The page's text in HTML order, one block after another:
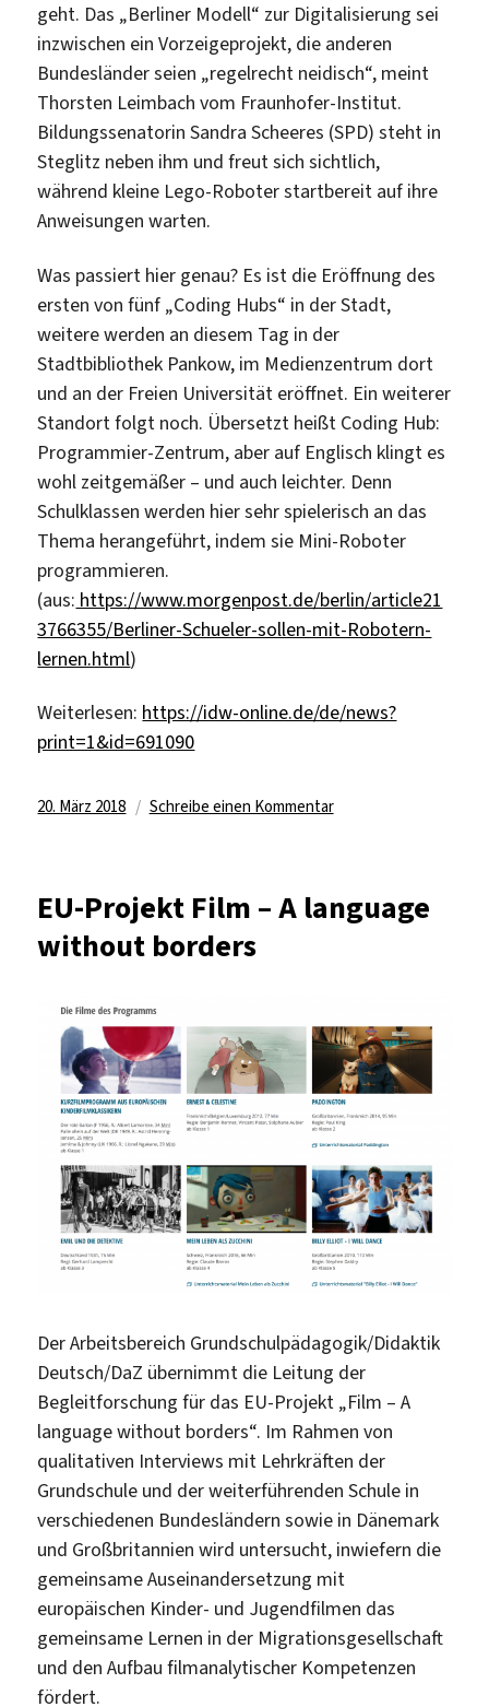
geht. Das „Berliner Modell“ zur Digitalisierung sei
inzwischen ein Vorzeigeprojekt, die anderen
Bundesländer seien „regelrecht neidisch“, meint
Thorsten Leimbach vom Fraunhofer-In­stitut.
Bildungssenatorin Sandra Scheeres (SPD) steht in
Steglitz neben ihm und freut sich sichtlich,
während kleine Lego-Roboter startbereit auf ihre
Anweisungen warten.
Was passiert hier genau? Es ist die Eröffnung des
ersten von fünf „Coding Hubs“ in der Stadt,
weitere werden an diesem Tag in der
Stadtbibliothek Pankow, im Medienzentrum dort
und an der Freien Universität eröffnet. Ein weiterer
Standort folgt noch. Übersetzt heißt Coding Hub:
Programmier-Zentrum, aber auf Englisch klingt es
wohl zeitgemäßer – und auch leichter. Denn
Schulklassen werden hier sehr spielerisch an das
Thema herangeführt, indem sie Mini-Roboter
programmieren.
(aus: https://www.morgenpost.de/berlin/article21
3766355/Berliner-Schueler-sollen-mit-Robotern-
lernen.html)
Weiterlesen: https://idw-online.de/de/news?
print=1&id=691090
Veröffentlicht
20. März 2018 Schreibe einen Kommentarzu
hat
Open
Roberta
Coding
Hubs
EU-Projekt Film – A language
without borders
Der Arbeitsbereich Grundschulpädagogik/Didaktik
Deutsch/DaZ übernimmt die Leitung der
Begleitforschung für das EU-Projekt „Film – A
language without borders“. Im Rahmen von
qualitativen Interviews mit Lehrkräften der
Grundschule und der weiterführenden Schule in
verschiedenen Bundesländern sowie in Dänemark
und Großbritannien wird untersucht, inwiefern die
gemeinsame Auseinandersetzung mit
europäischen Kinder- und Jugendfilmen das
gemeinsame Lernen in der Migrationsgesellschaft
und den Aufbau filmanalytischer Kompetenzen
fördert.